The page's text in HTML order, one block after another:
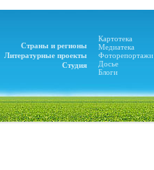
Страны и регионы
Литературные проекты
Студия
Картотека
Медиатека
Фоторепортажи
Досье
Блоги